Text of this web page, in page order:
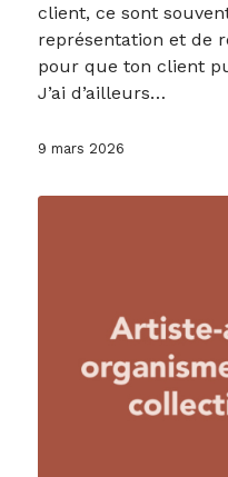
client, ce sont
représentation et de
pour que ton client
J’ai d’ailleurs…
9 mars 2026